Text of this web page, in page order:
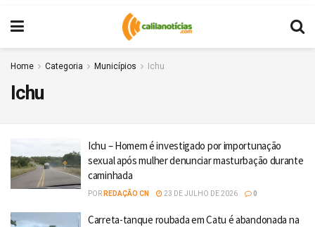
Home Categoria Municípios Ichu
Ichu
Ichu – Homem é investigado por importunação
sexual após mulher denunciar masturbação durante
caminhada
POR REDAÇÃO CN 23 DE JULHO DE 2026 0
Carreta-tanque roubada em Catu é abandonada na